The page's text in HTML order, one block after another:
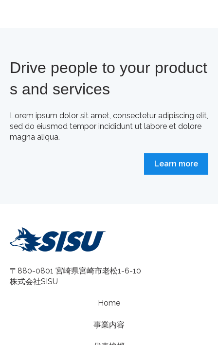
Drive people to your product
s and services
Lorem ipsum dolor sit amet, consectetur adipiscing elit,
sed do eiusmod tempor incididunt ut labore et dolore
magna aliqua.
Learn more
〒880-0801 宮崎県宮崎市老松1-6-10
株式会社SISU
Home
事業内容